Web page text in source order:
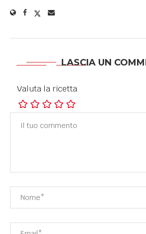
LASCIA UN
Valuta la ricetta